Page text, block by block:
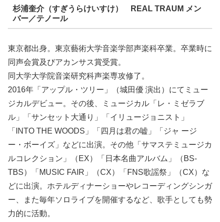
杉浦奎介（すぎうらけいすけ） REAL TRAUM メン
バー／テノール
東京都出身。東京藝術大学音楽学部声楽科卒業。卒業時に
同声会賞及びアカンサス賞受賞。
同大学大学院音楽研究科声楽専攻修了。
2016年「アップル・ツリー」（城田優 演出）にてミュー
ジカルデビュー。その後、ミュージカル「レ・ミゼラブ
ル」「サンセット大通り」「イリュージョニスト」
「INTO THE WOODS」「四月は君の嘘」「ジャ ージ
ー・ボーイズ」などに出演。その他「サマステミュージカ
ルコレクション」（EX）「日本名曲アルバム」（BS-
TBS）「MUSIC FAIR」（CX）「FNS歌謡祭」（CX）な
どに出演。ホテルディナーショーやレコーディングシンガ
ー、また毎年ソロライブを開催するなど、歌手としても勢
力的に活動。